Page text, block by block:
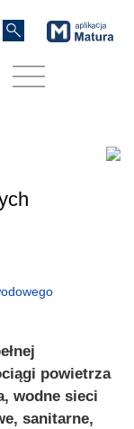
powietrza
wodne sieci
sanitarne,